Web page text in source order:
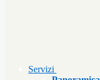
Servizi